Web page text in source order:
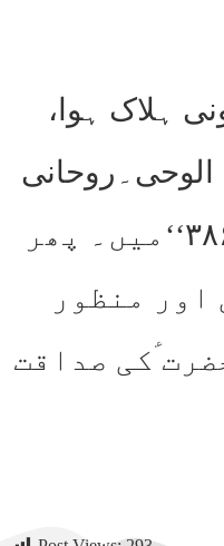
ہلاک ہوا،
الوحی۔روحانی
خزائن جلد۲۲ صفحہ۳۸۶‘‘میں۔ پھر
اور منظور
ؑکی صداقت